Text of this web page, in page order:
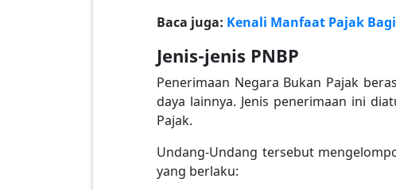
Baca juga: Kenali Manfaat Pajak
Jenis-jenis PNBP
Penerimaan Negara Bukan Pajak
daya lainnya. Jenis penerimaan ini
Pajak.
Undang-Undang tersebut
yang berlaku: